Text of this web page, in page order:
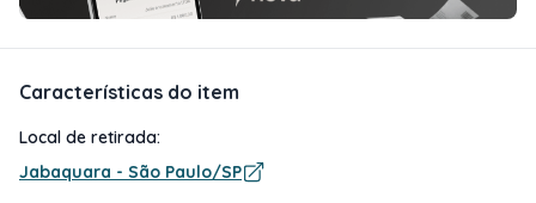
Características do item
Local de retirada:
Jabaquara - São Paulo/SP